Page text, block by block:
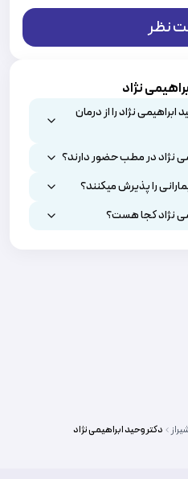
کودکان)نظر
نژاد
نژاد را از درمان
نژاد در مطب حضور دارند؟
را پذیرش میکنند؟
نژاد کجا هست؟
دکتروحید ابراهیمی نژاد